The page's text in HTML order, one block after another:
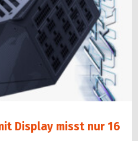
Display misst nur 16